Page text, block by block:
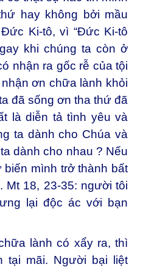
hay không bởi mầu
Ki-tô, vì “Đức Ki-tô
khi chúng ta còn ở
nhận ra gốc rễ của tội
ơn chữa lành khỏi
đã sống ơn tha thứ đã
là diễn tả tình yêu và
ta dành cho Chúa và
dành cho nhau ? Nếu
biến mình trở thành bất
Mt 18, 23-35: người tôi
lại độc ác với bạn
lành có xẩy ra, thì
tại mãi. Người bại liệt